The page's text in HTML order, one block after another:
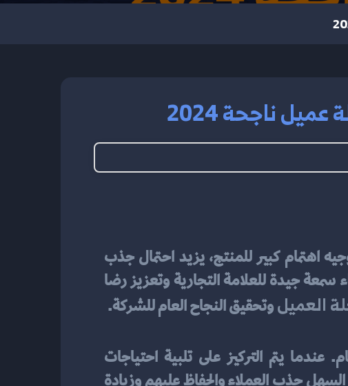
ناجحة 2024
العميل وتحقيق النجاح العام للشركة.